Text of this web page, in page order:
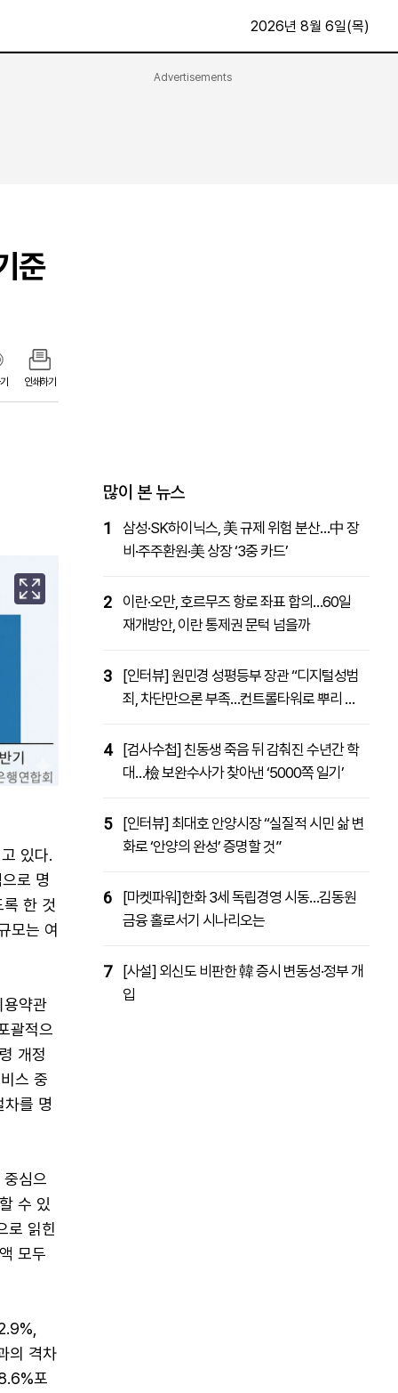
2026년 8월 6일(목)
Advertisements
준
인쇄하기
있다.
로 명
한 것
모는 여
약관
괄적으
개정
스 중
차를 명
심으
수 있
로 읽힌
모두
의 격차
포
많이 본 뉴스
1
삼성·SK하이닉스, 美 규제 위험 분산…中 장
비·주주환원·美 상장 ‘3중 카드’
2
이란·오만, 호르무즈 항로 좌표 합의…60일
재개방안, 이란 통제권 문턱 넘을까
3
[인터뷰] 원민경 성평등부 장관 “디지털성범
죄, 차단만으론 부족…컨트롤타워로 뿌리 뽑
4
[검사수첩] 친동생 죽음 뒤 감춰진 수년간 학
대…檢 보완수사가 찾아낸 ‘5000쪽 일기’
5
[인터뷰] 최대호 안양시장 “실질적 시민 삶 변
화로 ‘안양의 완성’ 증명할 것”
6
[마켓파워]한화 3세 독립경영 시동…김동원
금융 홀로서기 시나리오는
7
[사설] 외신도 비판한 韓 증시 변동성·정부 개
입